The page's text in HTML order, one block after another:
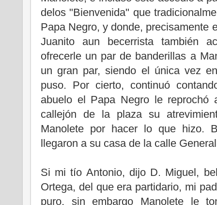
delos "Bienvenida" que
Papa Negro, y donde, precisamente
Juanito aun becerrista también
ofrecerle un par de banderillas a
un gran par, siendo el única vez
puso. Por cierto, continuó
abuelo el Papa Negro le
callejón de la plaza su
Manolete por hacer lo que hizo.
llegaron a su casa de la calle
Si mi tío Antonio, dijo D. Miguel,
Ortega, del que era partidario, mi
puro, sin embargo Manolete le